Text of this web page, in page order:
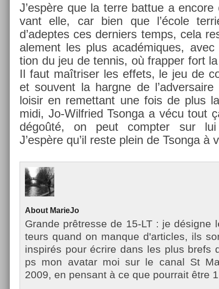
J’espère que la terre bat­tue a
vant elle, car bien que l’école
d’adep­tes ces de­rni­ers temps, cela
ale­ment les plus académiques,
tion du jeu de ten­nis, où frapp­er fort
Il faut maîtris­er les ef­fets, le jeu de
et souvent la hargne de
loisir en re­met­tant une fois de plus
midi, Jo-Wilfried Tson­ga a vécu tout
dégoûté, on peut com­pt­er sur lui
J’espère qu’il reste plein de Tson­ga à
About MarieJo
Gran­de prêtres­se de 15-LT : je désigne
teurs quand on man­que d'ar­ticles, ils
in­spirés pour écrire dans les plus brefs
ps mon avatar moi sur le canal St
2009, en pen­sant à ce que pour­rait être